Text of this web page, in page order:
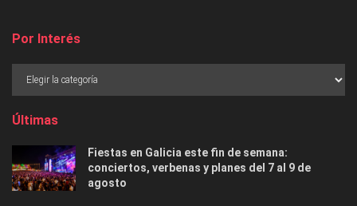
Por Interés
Últimas
Fiestas en Galicia este fin de semana:
conciertos, verbenas y planes del 7 al 9 de
agosto